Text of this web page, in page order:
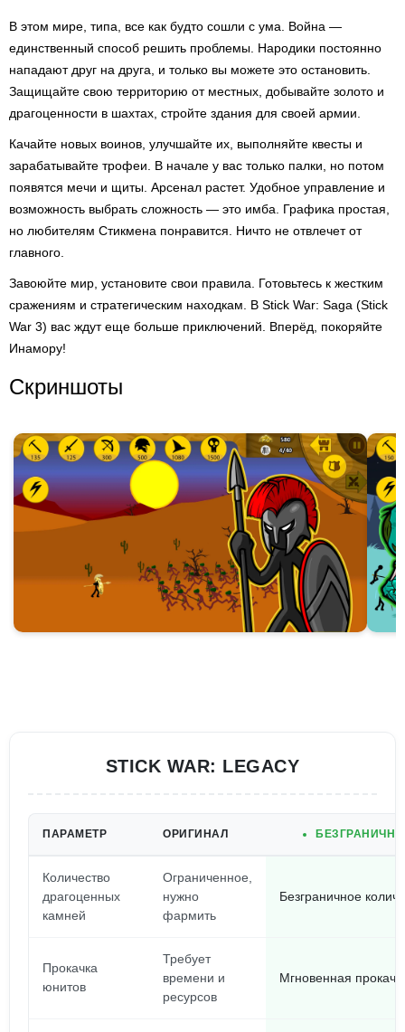
В этом мире, типа, все как будто сошли с ума. Война —
единственный способ решить проблемы. Народики постоянно
нападают друг на друга, и только вы можете это остановить.
Защищайте свою территорию от местных, добывайте золото и
драгоценности в шахтах, стройте здания для своей армии.
Качайте новых воинов, улучшайте их, выполняйте квесты и
зарабатывайте трофеи. В начале у вас только палки, но потом
появятся мечи и щиты. Арсенал растет. Удобное управление и
возможность выбрать сложность — это имба. Графика простая,
но любителям Стикмена понравится. Ничто не отвлечет от
главного.
Завоюйте мир, установите свои правила. Готовьтесь к жестким
сражениям и стратегическим находкам. В Stick War: Saga (Stick
War 3) вас ждут еще больше приключений. Вперёд, покоряйте
Инамору!
Скриншоты
STICK WAR: LEGACY
ПАРАМЕТР ОРИГИНАЛ
Количество
драгоценных
камней
Ограниченное,
нужно
фармить
Безграничное
Прокачка
юнитов
Требует
времени и
ресурсов
Мгновенная